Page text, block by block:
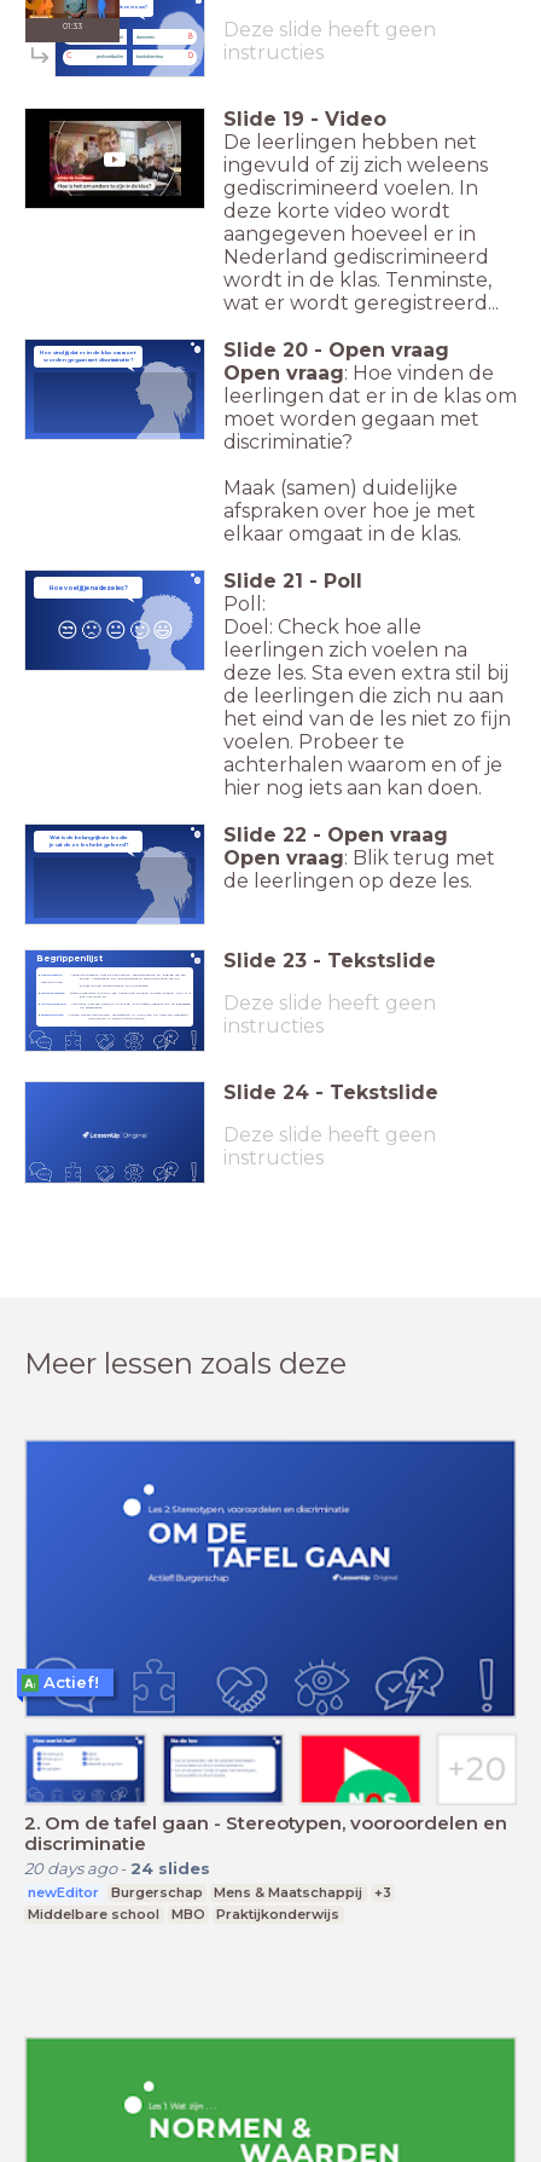
01:33
Wat is het beroep van deze vrouw?
model B
danseres
C profvoetballer D
bankdirecteur
Deze slide heeft geen
instructies
Slide 19 - Video
De leerlingen hebben net
ingevuld of zij zich weleens
gediscrimineerd voelen. In
deze korte video wordt
aangegeven hoeveel er in
Nederland gediscrimineerd
wordt in de klas. Tenminste,
wat er wordt geregistreerd...
Hoe vind jij dat er in de klas om moet
worden gegaan met discriminatie?
Slide 20 - Open vraag
Open vraag: Hoe vinden de
leerlingen dat er in de klas om
moet worden gegaan met
discriminatie?
Maak (samen) duidelijke
afspraken over hoe je met
elkaar omgaat in de klas.
Hoe voel jij je na deze les?
😒 🙁 😐 🙂😃
Slide 21 - Poll
Poll:
Doel: Check hoe alle
leerlingen zich voelen na
deze les. Sta even extra stil bij
de leerlingen die zich nu aan
het eind van de les niet zo fijn
voelen. Probeer te
achterhalen waarom en of je
hier nog iets aan kan doen.
Wat is de belangrijkste les die
je uit deze les hebt geleerd? Slide 22 - Open vraag
Open vraag: Blik terug met
de leerlingen op deze les.
Begrippenlijst
Stereotypen
Algemene beelden over de kenmerken, eigenschappen en gedrag van een
groep. Stereotypen zijn generalisaties en versimpelingen van de
werkelijkheid,
die een groep terugbrengen tot clichébeeld.
Generalisatie
Brede uitspraken die voor een hele groep zouden moeten gelden, ook al is
dat niet altijd zo.
VooroordelenMeningen over een persoon of groep, die meestal negatief zijn en gebaseerd
op stereotypen.
DiscriminatieMensen anders behandelen, achterstellen of uitsluiten op basis van bepaalde
kenmerken of persoonskenmerken
Slide 23 - Tekstslide
Deze slide heeft geen
instructies
Slide 24 - Tekstslide
Deze slide heeft geen
instructies
Meer lessen zoals deze
2. Om de tafel gaan - Stereotypen, vooroordelen en
discriminatie
20 days ago- 24 slides
newEditor Burgerschap Mens & Maatschappij
+3
Middelbare school
MBO Praktijkonderwijs
Actief!